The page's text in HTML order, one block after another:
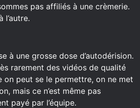
pas affiliés à une crèmerie.
l’autre.
à une grosse dose d’autodérision.
rarement des vidéos de qualité
peut se le permettre, on ne met
mais ce n’est même pas
payé par l’équipe.